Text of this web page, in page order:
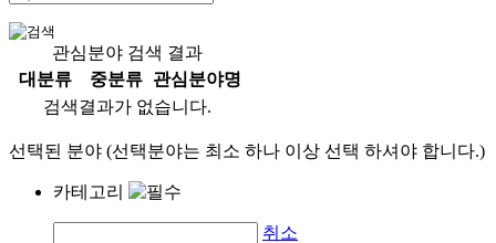
관심분야 검색 결과
대분류
중분류
관심분야명
검색결과가 없습니다.
선택된 분야 (선택분야는 최소 하나 이상 선택 하셔야 합니다.)
카테고리
취소